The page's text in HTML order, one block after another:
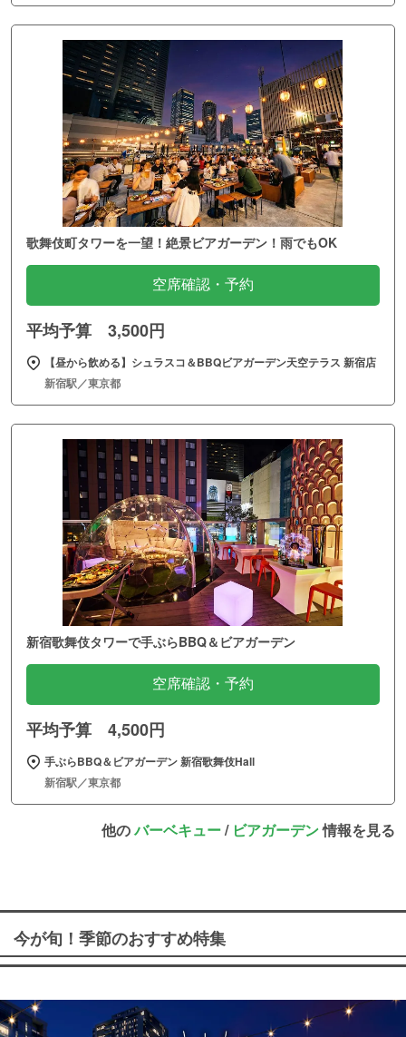
歌舞伎町タワーを一望！絶景ビアガーデン！雨でもOK
空席確認・予約
平均予算 3,500円
【昼から飲める】シュラスコ＆BBQビアガーデン天空テラス 新宿店
新宿駅／東京都
新宿歌舞伎タワーで手ぶらBBQ＆ビアガーデン
空席確認・予約
平均予算 4,500円
手ぶらBBQ＆ビアガーデン 新宿歌舞伎Hall
新宿駅／東京都
他のバーベキュー/ ビアガーデン情報を見る
今が旬！季節のおすすめ特集